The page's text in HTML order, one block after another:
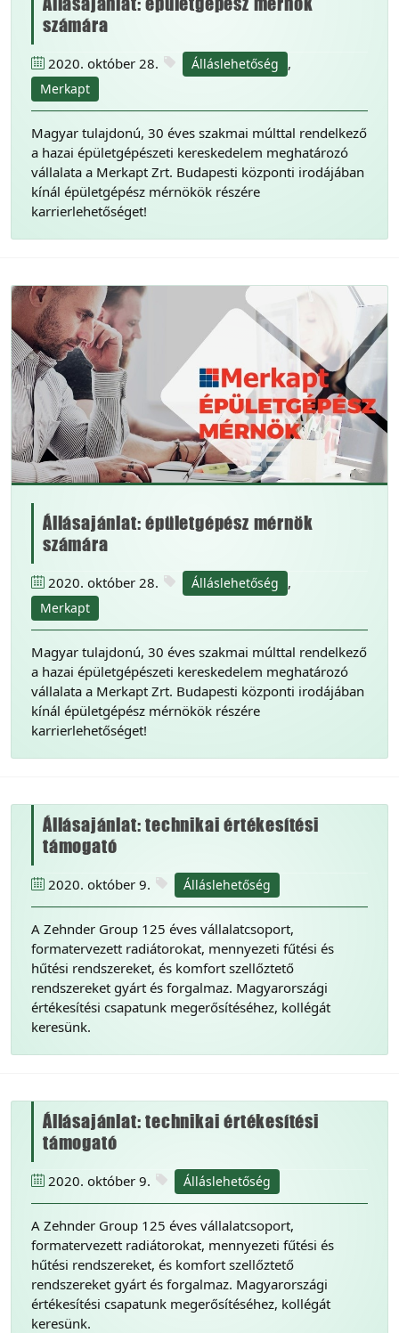
számára
2020. október 28. Álláslehetőség ,
Merkapt
Magyar tulajdonú, 30 éves szakmai múlttal rendelkező
a hazai épületgépészeti kereskedelem meghatározó
vállalata a Merkapt Zrt. Budapesti központi irodájában
kínál épületgépész mérnökök részére
karrierlehetőséget!
Állásajánlat: épületgépész mérnök
számára
2020. október 28. Álláslehetőség ,
Merkapt
Magyar tulajdonú, 30 éves szakmai múlttal rendelkező
a hazai épületgépészeti kereskedelem meghatározó
vállalata a Merkapt Zrt. Budapesti központi irodájában
kínál épületgépész mérnökök részére
karrierlehetőséget!
Állásajánlat: technikai értékesítési
támogató
2020. október 9. Álláslehetőség
A Zehnder Group 125 éves vállalatcsoport,
formatervezett radiátorokat, mennyezeti fűtési és
hűtési rendszereket, és komfort szellőztető
rendszereket gyárt és forgalmaz. Magyarországi
értékesítési csapatunk megerősítéséhez, kollégát
keresünk.
Állásajánlat: technikai értékesítési
támogató
2020. október 9. Álláslehetőség
A Zehnder Group 125 éves vállalatcsoport,
formatervezett radiátorokat, mennyezeti fűtési és
hűtési rendszereket, és komfort szellőztető
rendszereket gyárt és forgalmaz. Magyarországi
értékesítési csapatunk megerősítéséhez, kollégát
keresünk.